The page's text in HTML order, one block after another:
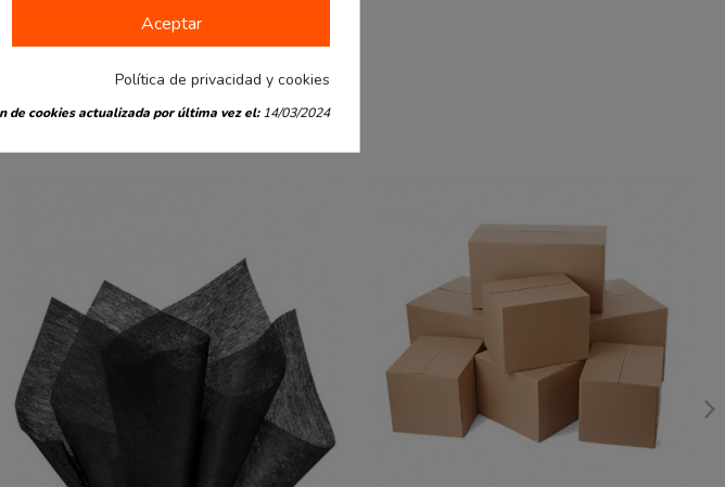
Aceptar
Política de privacidad y cookies
de cookies actualizada por última vez el:14/03/2024